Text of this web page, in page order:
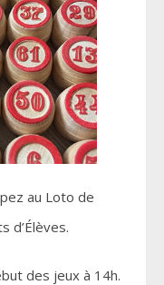
au Loto de
d’Élèves.
des jeux à 14h.